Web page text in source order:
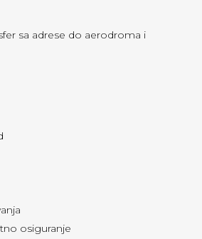
sa adrese do aerodroma i
osiguranje